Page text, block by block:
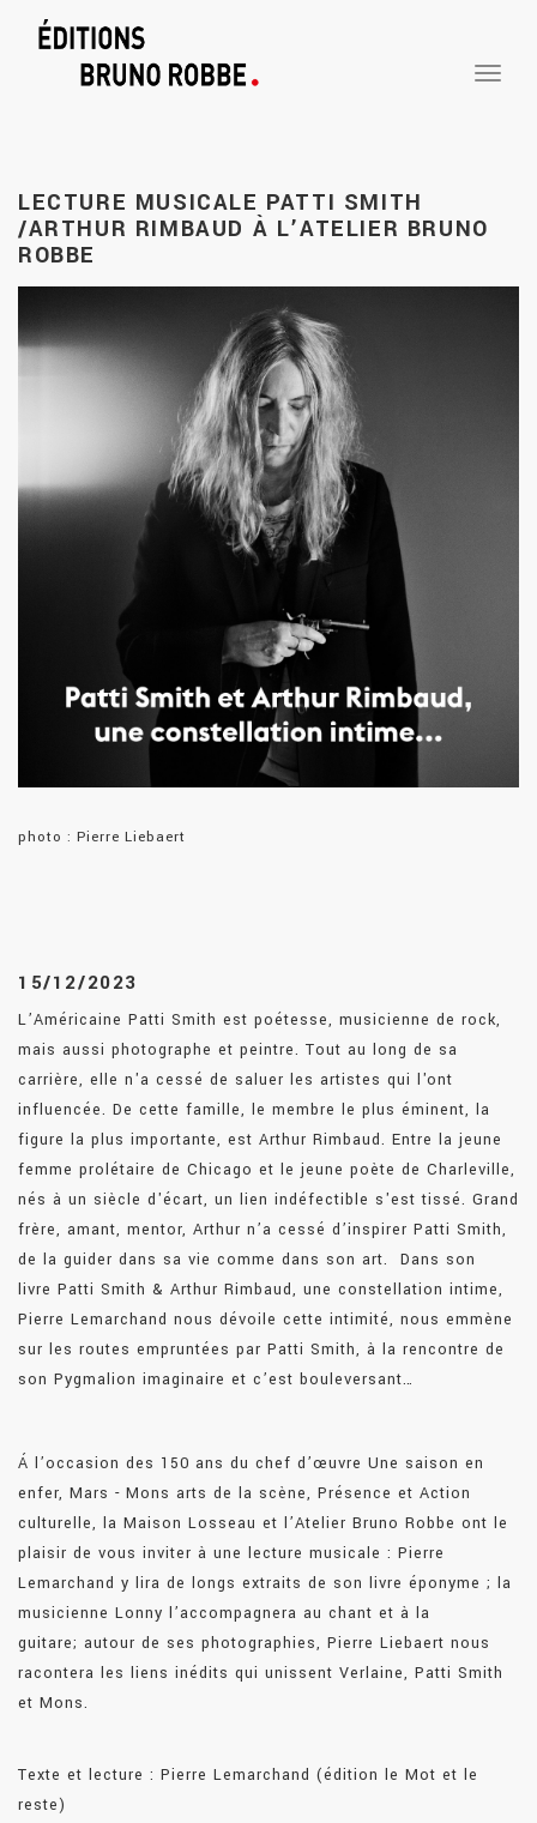
TOGGLE
LECTURE MUSICALE PATTI SMITH
/ARTHUR RIMBAUD À L’ATELIER BRUNO
ROBBE
photo : Pierre Liebaert
15/12/2023
L’Américaine Patti Smith est poétesse, musicienne de rock,
mais aussi photographe et peintre. Tout au long de sa
carrière, elle n'a cessé de saluer les artistes qui l'ont
influencée. De cette famille, le membre le plus éminent, la
figure la plus importante, est Arthur Rimbaud. Entre la jeune
femme prolétaire de Chicago et le jeune poète de Charleville,
nés à un siècle d'écart, un lien indéfectible s'est tissé. Grand
frère, amant, mentor, Arthur n’a cessé d’inspirer Patti Smith,
de la guider dans sa vie comme dans son art. Dans son
livre Patti Smith & Arthur Rimbaud, une constellation intime,
Pierre Lemarchand nous dévoile cette intimité, nous emmène
sur les routes empruntées par Patti Smith, à la rencontre de
son Pygmalion imaginaire et c’est bouleversant…
Á l’occasion des 150 ans du chef d’œuvre Une saison en
enfer, Mars - Mons arts de la scène, Présence et Action
culturelle, la Maison Losseau et l’Atelier Bruno Robbe ont le
plaisir de vous inviter à une lecture musicale : Pierre
Lemarchand y lira de longs extraits de son livre éponyme ; la
musicienne Lonny l’accompagnera au chant et à la
guitare; autour de ses photographies, Pierre Liebaert nous
racontera les liens inédits qui unissent Verlaine, Patti Smith
et Mons.
Texte et lecture : Pierre Lemarchand (édition le Mot et le
reste)